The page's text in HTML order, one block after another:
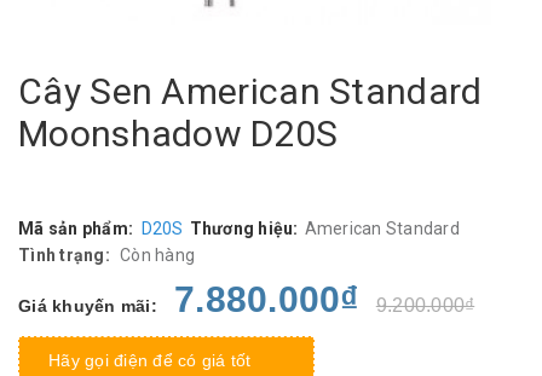
Cây Sen American Standard
Moonshadow D20S
Mã sản phẩm: D20S Thương hiệu: American Standard
Tình trạng: Còn hàng
Giá khuyến mãi: 7.880.000₫ 9.200.000₫
Hãy gọi điện để có giá tốt